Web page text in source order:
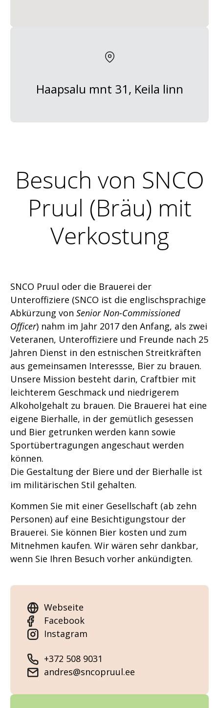
Haapsalu mnt 31, Keila linn
Besuch von SNCO
Pruul (Bräu) mit
Verkostung
SNCO Pruul oder die Brauerei der
Unteroffiziere (SNCO ist die englischsprachige
Abkürzung von Senior Non-Commissioned
Officer) nahm im Jahr 2017 den Anfang, als zwei
Veteranen, Unteroffiziere und Freunde nach 25
Jahren Dienst in den estnischen Streitkräften
aus gemeinsamen Interessse, Bier zu brauen.
Unsere Mission besteht darin, Craftbier mit
leichterem Geschmack und niedrigerem
Alkoholgehalt zu brauen. Die Brauerei hat eine
eigene Bierhalle, in der gemütlich gesessen
und Bier getrunken werden kann sowie
Sportübertragungen angeschaut werden
können.
Die Gestaltung der Biere und der Bierhalle ist
im militärischen Stil gehalten.
Kommen Sie mit einer Gesellschaft (ab zehn
Personen) auf eine Besichtigungstour der
Brauerei. Sie können Bier kosten und zum
Mitnehmen kaufen. Wir wären sehr dankbar,
wenn Sie Ihren Besuch vorher ankündigten.
Webseite
Facebook
Instagram
+372 508 9031
andres@sncopruul.ee